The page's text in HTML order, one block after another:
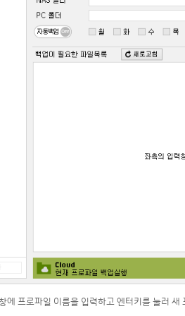
에 프로파일 이름을 입력하고 엔터키를 눌러 새